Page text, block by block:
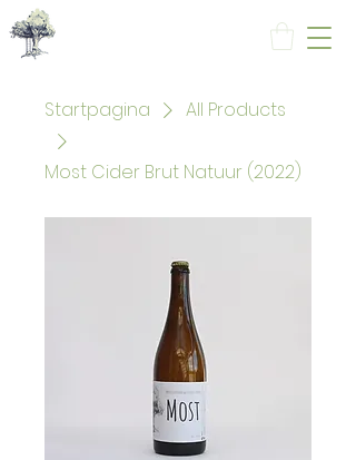
Startpagina All Products
Most Cider Brut Natuur (2022)